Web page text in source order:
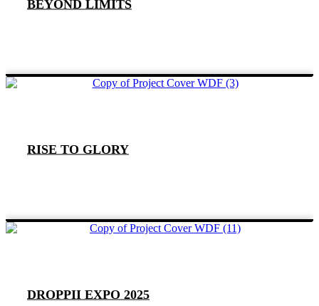
BEYOND LIMITS
RISE TO GLORY
DROPPII EXPO 2025